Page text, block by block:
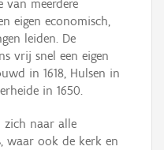
van meerdere
eigen economisch,
leiden. De
vrij snel een eigen
in 1618, Hulsen in
in 1650.
zich naar alle
waar ook de kerk en